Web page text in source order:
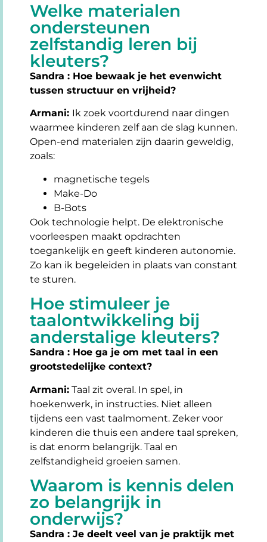
Welke materialen
ondersteunen
zelfstandig leren bij
kleuters?
Sandra : Hoe bewaak je het evenwicht
tussen structuur en vrijheid?
Armani: Ik zoek voortdurend naar dingen
waarmee kinderen zelf aan de slag kunnen.
Open-end materialen zijn daarin geweldig,
zoals:
magnetische tegels
Make-Do
B-Bots
Ook technologie helpt. De elektronische
voorleespen maakt opdrachten
toegankelijk en geeft kinderen autonomie.
Zo kan ik begeleiden in plaats van constant
te sturen.
Hoe stimuleer je
taalontwikkeling bij
anderstalige kleuters?
Sandra : Hoe ga je om met taal in een
grootstedelijke context?
Armani: Taal zit overal. In spel, in
hoekenwerk, in instructies. Niet alleen
tijdens een vast taalmoment. Zeker voor
kinderen die thuis een andere taal spreken,
is dat enorm belangrijk. Taal en
zelfstandigheid groeien samen.
Waarom is kennis delen
zo belangrijk in
onderwijs?
Sandra : Je deelt veel van je praktijk met